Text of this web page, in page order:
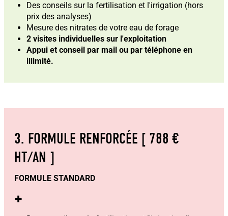
Des conseils sur la fertilisation et l'irrigation (hors
prix des analyses)
Mesure des nitrates de votre eau de forage
2 visites individuelles sur l'exploitation
Appui et conseil par mail ou par téléphone en
illimité.
3. FORMULE RENFORCÉE [ 788 €
HT/AN ]
FORMULE STANDARD
+